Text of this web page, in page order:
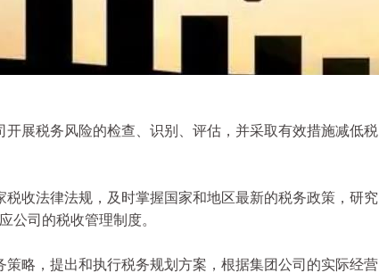
展税务风险的检查、识别、评估，并采取有效措施减低税
收法律法规，及时掌握国家和地区最新的税务政策，研究
公司的税收管理制度。
略，提出和执行税务规划方案，根据集团公司的实际经营